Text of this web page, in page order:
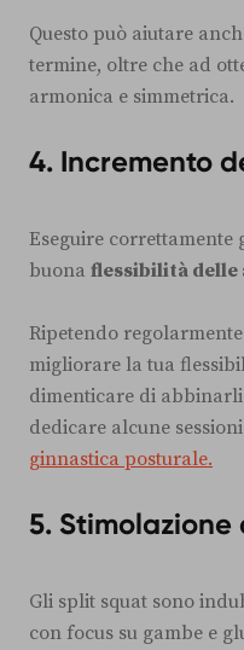
Questo può aiutare
termine, oltre che ad
armonica e simmetrica.
4. Incremento
Eseguire correttamente
buona flessibilità delle
Ripetendo
migliorare la tua
dimenticare di
dedicare alcune
ginnastica posturale.
5. Stimolazione
Gli split squat sono
con focus su gambe e